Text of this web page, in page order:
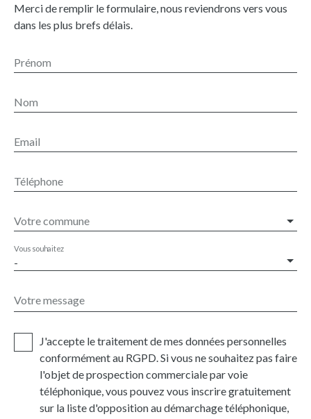
Merci de remplir le formulaire, nous reviendrons vers vous
dans les plus brefs délais.
Prénom
Nom
Email
Téléphone
Votre commune
-
Vous souhaitez
Votre message
J'accepte le traitement de mes données personnelles
conformément au RGPD. Si vous ne souhaitez pas faire
l'objet de prospection commerciale par voie
téléphonique, vous pouvez vous inscrire gratuitement
sur la liste d'opposition au démarchage téléphonique,